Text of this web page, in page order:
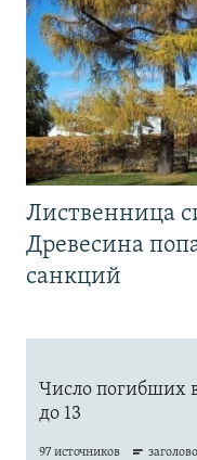
Лиственница
Древесина
санкций